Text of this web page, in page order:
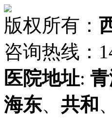
版权所有：
咨询热线：
医院地址:
海东、 共和 、